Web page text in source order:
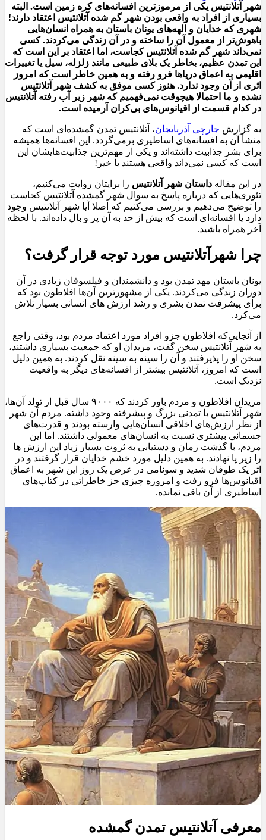
شهر آتلانتیس یکی از مرموزترین افسانه‌های کره زمین است. البته
بسیاری از افراد به واقعی بودن شهر گم شده آتلانتیس اعتقاد دارند!
شهری که خدایان و الهه‌های یونان باستان به همراه انسان‌هایی
باهو‌ش‌تر از معمول آن را ساخته و در آن زندگی می‌کردند. کسی
نمی‌داند شهر گم شده آتلانتیس کجاست، اما اعتقاد بر این است که
این تمدن عظیم، بخاطر یک بلای طبیعی مانند زلزله، سیل یا تغییرات
اقلیمی به اعماق دریاها فرو رفته و به همین خاطر است که امروز
اثری از آن وجود ندارد. هنوز کسی موفق به کشف شهر آتلانتیس
نشده و ما احتمالا هیچوقت نمی‌فهمیم که شهر زیر آب رفته آتلانتیس
در کدام قسمت از اقیانوس‌های بی‌کران آرمیده است.
به گزارش جارچی آذربایجان، آتلانتیس تمدن گمشده‌ای است که
منشأ آن به افسانه‌های اساطیری برمی‌گردد. این افسانه‌ها همیشه
برای بشر جذابیت‌ داشته‌اند و یکی از مهم‌ترین جذابیت‌هایشان این
است که کسی نمی‌داند واقعی هستند یا خیر!
در این مقاله داستان شهر آتلانتیس را برایتان روایت می‌کنیم،
تئوری‌هایی که درباره پاسخ به سوال شهر گمشده آتلانتیس کجاست
را توضیح می‌دهیم و بررسی می‌کنیم که اصلا آیا شهر آتلاتتیس وجود
دارد یا افسانه‌ای است که بیش از حد به آن پر و بال داده‌اند. با لحظه
آخر همراه باشید.
چرا شهرآتلانتیس مورد توجه قرار گرفت؟
یونان باستان مهد تمدن بود و دانشمندان و فیلسوفان زیادی در آن
دوران زندگی می‌کردند. یکی از مشهورترین آن‌ها افلاطون بود که
برای پیشرفت تمدن بشری و رشد ارزش های انسانی بسیار تلاش
می‌کرد.
از آنجایی‌که افلاطون جزو افراد مورد اعتماد مردم بود، وقتی راجع
به شهر آتلانتیس سخن گفت، مریدان او که جمعیت بسیاری داشتند،
سخن او را پذیرفتند و آن را سینه به سینه نقل کردند. به همین دلیل
است که امروز، آتلانتیس بیشتر از افسانه‌های دیگر به واقعیت
نزدیک است.
مریدان افلاطون و مردم باور کردند که ۹۰۰۰ سال قبل از تولد آن‌ها،
شهر آتلانتیس با تمدنی بزرگ و پیشرفته وجود داشته. مردم آن شهر
از نظر ارزش‌های اخلاقی انسان‌هایی وارسته بودند و قدرت‌های
جسمانی بیشتری نسبت به انسان‌های معمولی داشتند. اما این
مردم، با گذشت زمان و دستیابی به ثروت بسیار زیاد این ارزش ها
را زیر پا نهادند. به همین دلیل مورد خشم خدایان قرار گرفتند و در
اثر یک طوفان شدید و سونامی در عرض یک روز این شهر به اعماق
اقیانوس‌ها فرو رفت و امروزه چیزی جز خاطراتی در کتاب‌های
اساطیری از آن باقی نمانده.
معرفی آتلانتیس تمدن گمشده